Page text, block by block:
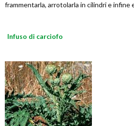
frammentarla, arrotolarla in cilindri e infine
Infuso di carciofo